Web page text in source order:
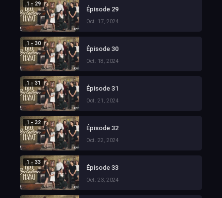
1 - 29
Épisode 29
Oct. 17, 2024
1 - 30
Épisode 30
Oct. 18, 2024
1 - 31
Épisode 31
Oct. 21, 2024
1 - 32
Épisode 32
Oct. 22, 2024
1 - 33
Épisode 33
Oct. 23, 2024